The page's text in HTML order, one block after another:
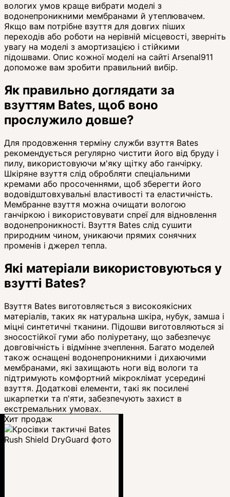
вологих умов краще вибрати моделі з
водонепроникними мембранами й утеплювачем.
Якщо вам потрібне взуття для довгих піших
переходів або роботи на нерівній місцевості, зверніть
увагу на моделі з амортизацією і стійкими
підошвами. Опис кожної моделі на сайті Arsenal911
допоможе вам зробити правильний вибір.
Як правильно доглядати за
взуттям Bates, щоб воно
прослужило довше?
Для продовження терміну служби взуття Bates
рекомендується регулярно чистити його від бруду і
пилу, використовуючи м'яку щітку або ганчірку.
Шкіряне взуття слід обробляти спеціальними
кремами або просоченнями, щоб зберегти його
водовідштовхувальні властивості та еластичність.
Мембранне взуття можна очищати вологою
ганчіркою і використовувати спреї для відновлення
водонепроникності. Взуття Bates слід сушити
природним чином, уникаючи прямих сонячних
променів і джерел тепла.
Які матеріали використовуються у
взутті Bates?
Взуття Bates виготовляється з високоякісних
матеріалів, таких як натуральна шкіра, нубук, замша і
міцні синтетичні тканини. Підошви виготовляються зі
зносостійкої гуми або поліуретану, що забезпечує
довговічність і відмінне зчеплення. Багато моделей
також оснащені водонепроникними і дихаючими
мембранами, які захищають ноги від вологи та
підтримують комфортний мікроклімат усередині
взуття. Додаткові елементи, такі як посилені
шкарпетки та п'яти, забезпечують захист в
екстремальних умовах.
Хит продаж